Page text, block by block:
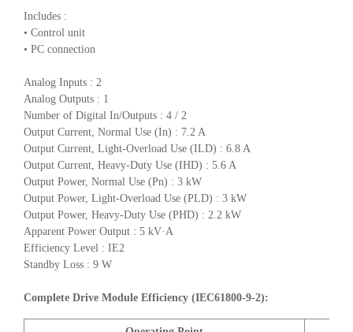
Includes :
• Control unit
• PC connection
Analog Inputs : 2
Analog Outputs : 1
Number of Digital In/Outputs : 4 / 2
Output Current, Normal Use (In) : 7.2 A
Output Current, Light-Overload Use (ILD) : 6.8 A
Output Current, Heavy-Duty Use (IHD) : 5.6 A
Output Power, Normal Use (Pn) : 3 kW
Output Power, Light-Overload Use (PLD) : 3 kW
Output Power, Heavy-Duty Use (PHD) : 2.2 kW
Apparent Power Output : 5 kV·A
Efficiency Level : IE2
Standby Loss : 9 W
Complete Drive Module Efficiency (IEC61800-9-2):